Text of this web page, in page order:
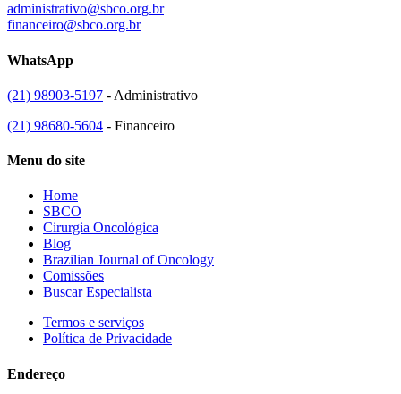
administrativo@sbco.org.br
financeiro@sbco.org.br
WhatsApp
(21) 98903-5197 - Administrativo
(21) 98680-5604 - Financeiro
Menu do site
Home
SBCO
Cirurgia Oncológica
Blog
Brazilian Journal of Oncology
Comissões
Buscar Especialista
Termos e serviços
Política de Privacidade
Endereço